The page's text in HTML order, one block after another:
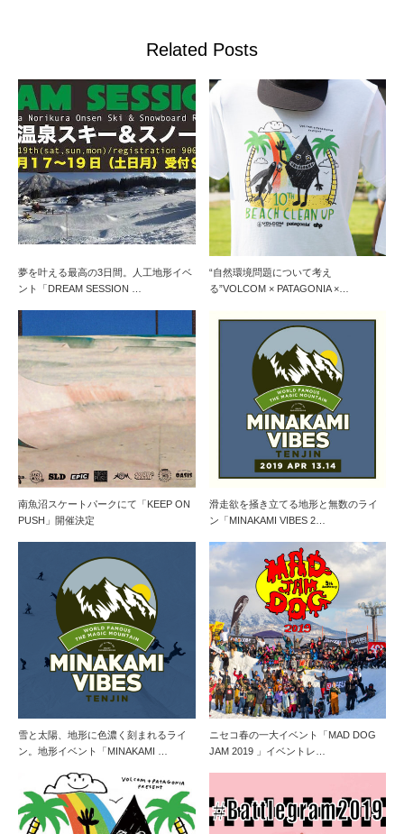
Related Posts
夢を叶える最高の3日間。人工地形イベ
ント「DREAM SESSION …
“自然環境問題について考え
る”VOLCOM × PATAGONIA ×…
南魚沼スケートパークにて「KEEP ON
PUSH」開催決定
滑走欲を掻き立てる地形と無数のライ
ン「MINAKAMI VIBES 2…
雪と太陽、地形に色濃く刻まれるライ
ン。地形イベント「MINAKAMI …
ニセコ春の一大イベント「MAD DOG
JAM 2019 」イベントレ…